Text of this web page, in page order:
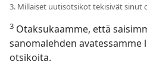
3. Millaiset uutisotsikot tekisivät sinut
3 Otaksukaamme, että
sanomalehden avatessamme
otsikoita.